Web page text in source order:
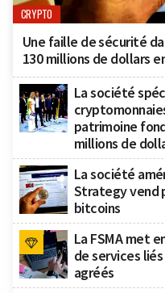
CRYPTO
Une faille de sécurité
130 millions de dollars
La société
patrimoine
millions de
La société
Strategy vend
bitcoins
La FSMA met
de services
agréés